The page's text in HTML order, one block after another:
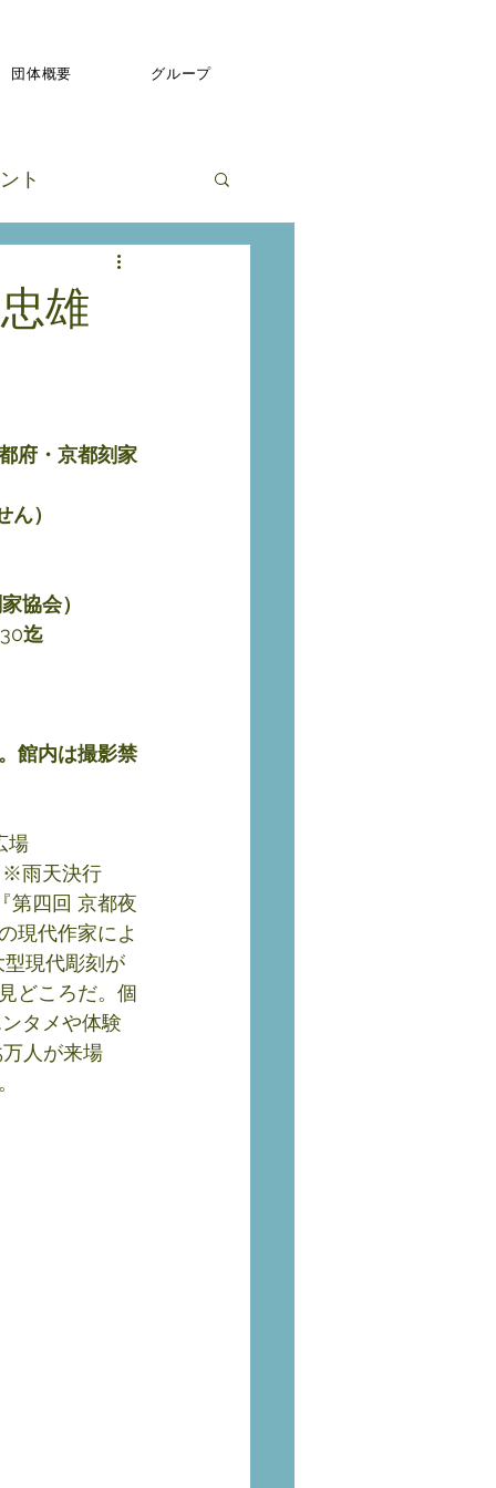
団体概要 グループ
ト
雄
府・京都刻家
ん）
協会）
迄
館内は撮影禁
場
※雨天決行
第四回 京都夜
現代作家によ
型現代彫刻が
どころだ。個
タメや体験
人が来場